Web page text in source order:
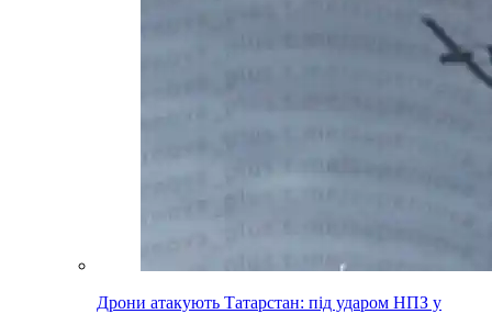
Дрони атакують Татарстан: під ударом НПЗ у